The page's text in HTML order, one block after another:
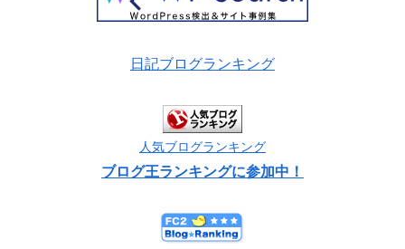
日記ブログランキング
人気ブログランキング
ブログ王ランキングに参加中！